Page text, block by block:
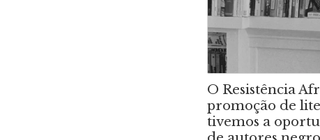
O Resistência
promoção de
tivemos a